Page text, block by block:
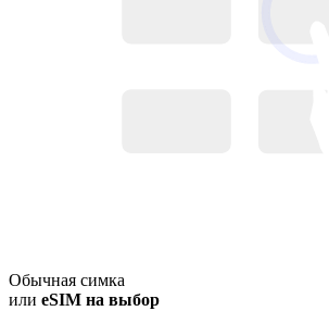
Обычная симка
или eSIM на выбор